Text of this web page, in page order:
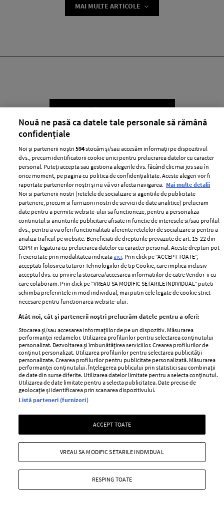
MAI MULTE ARTICOLE
ABONEAZĂ-TE LA NEWSLETTER
Urmareste-ne pe:
Cele mai citite
BEAUTY BEAUTY TIPS
7 uleiuri care stimulează creșterea rapidă a
părului
ELLE Style Awards
2024
Despre ELLE
Romania
Contact
Abonamente
Termeni si conditii
Politica de
confidențialitate
Politica de cookies
GSP
Libertatea pentru
femei
Viva
Avantaje
Nouă ne pasă ca datele tale personale să rămână
confidențiale
Noi și partenerii noștri594stocăm și/sau accesăm informații pe dispozitivul
dvs., precum identificatorii cookie unici pentru prelucrarea datelor cu caracter
personal. Puteți accepta sau gestiona alegerile dvs. făcând clic mai jos sau în
orice moment, pe pagina cu politica de confidențialitate. Aceste alegeri vor fi
raportate partenerilor noștri și nu vă vor afecta navigarea. Mai multe detalii
Noi si partenerii nostri (retelele de socializare si agentiile de publicitate
partenere, precum si furnizorii nostri de servicii de date analitice) prelucram
date pentru a permite website-ului sa functioneze, pentru a personaliza
continutul si anunturile publicitare afisate in functie de interesele si/sau profilul
dvs., pentru a va oferi functionalitati aferente retelelor de socializare si pentru a
analiza traficul pe website. Beneficiati de drepturile prevazute de art. 15-22 din
GDPR in legatura cu prelucrarea datelor cu caracter personal. Aceste drepturi pot
fi exercitate prin modalitatea indicataaici. Prin click pe “ACCEPT TOATE”,
acceptati folosirea tuturor Tehnologiilor de tip Cookie, care implica inclusiv
acceptul dvs. cu privire la stocarea/accesarea informatiilor de catre Vendor-ii cu
care colaboram. Prin click pe “VREAU SA MODIFIC SETARILE INDIVIDUAL” puteti
schimba preferintele in mod individual, mai putin cele legate de cookie strict
necesare pentru functionarea website-ului.
Atât noi, cât și partenerii noștri prelucrăm datele pentru a oferi:
Stocarea și/sau accesarea informațiilor de pe un dispozitiv. Măsurarea
performanței reclamelor. Utilizarea profilurilor pentru selectarea conținutului
personalizat. Dezvoltarea și îmbunătățirea serviciilor. Crearea profilurilor de
conținut personalizat. Utilizarea profilurilor pentru selectarea publicității
personalizate. Crearea profilurilor pentru publicitate personalizată. Măsurarea
performanței conținutului. Înțelegerea publicului prin statistici sau combinații
de date din surse diferite. Utilizarea datelor limitate pentru a selecta conținutul.
Utilizarea de date limitate pentru a selecta publicitatea. Date precise de
geolocație și identificarea prin scanarea dispozitivului.
Listă parteneri (furnizori)
ACCEPT TOATE
RESPING TOATE
VREAU SA MODIFIC SETARILE INDIVIDUAL